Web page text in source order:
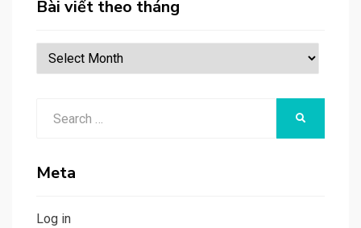
Bài viết theo tháng
Bài
viết
tháng
Meta
Log in